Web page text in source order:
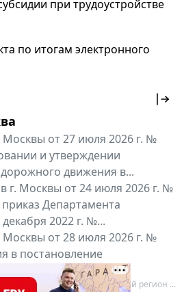
при трудоустройстве
по итогам электронного
от 27 июля 2026 г. №
и утверждении
движения в...
г. Москвы от 24 июля 2026 г. №
Департамента
2022 г. №...
от 28 июля 2026 г. №
в постановление
2011 г. № 334-ПП"
Мой регион ...